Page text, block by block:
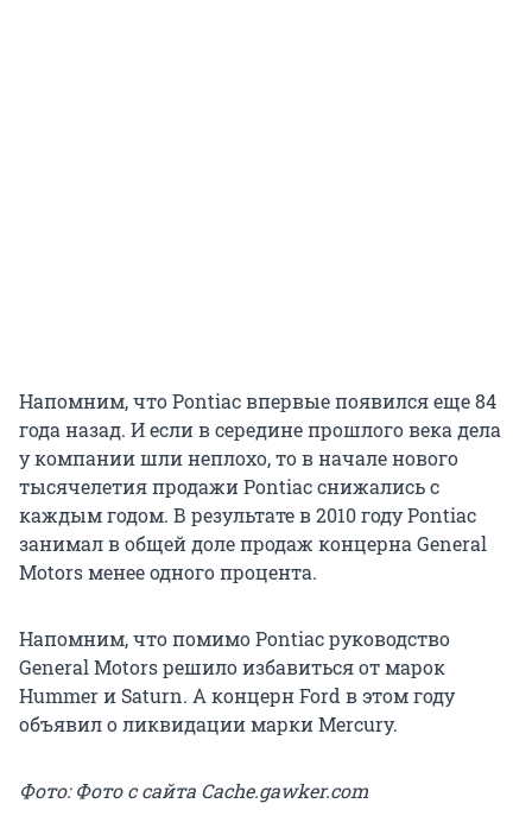
Напомним, что Pontiac впервые появился еще 84
года назад. И если в середине прошлого века дела
у компании шли неплохо, то в начале нового
тысячелетия продажи Pontiac снижались с
каждым годом. В результате в 2010 году Pontiac
занимал в общей доле продаж концерна General
Motors менее одного процента.
Напомним, что помимо Pontiac руководство
General Motors решило избавиться от марок
Hummer и Saturn. А концерн Ford в этом году
объявил о ликвидации марки Mercury.
Фото: Фото с сайта Cache.gawker.com